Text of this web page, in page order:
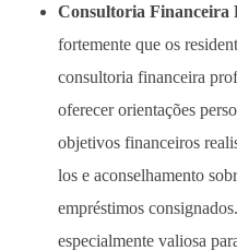
Consultoria Financeira
fortemente que os
consultoria financeira
oferecer orientações
objetivos financeiros
los e aconselhamento
empréstimos
especialmente valiosa